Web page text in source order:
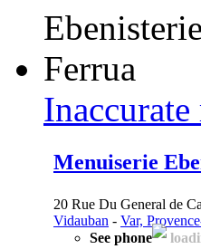
Inaccurate
Menuiserie
20 Rue Du General de
Vidauban - Var,
See phone